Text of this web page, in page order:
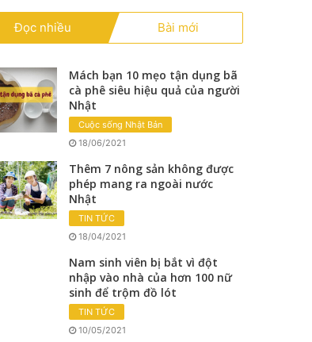
Đọc nhiều Bài mới
Mách bạn 10 mẹo tận dụng bã
cà phê siêu hiệu quả của người
Nhật
Cuộc sống Nhật Bản
18/06/2021
Thêm 7 nông sản không được
phép mang ra ngoài nước
Nhật
TIN TỨC
18/04/2021
Nam sinh viên bị bắt vì đột
nhập vào nhà của hơn 100 nữ
sinh để trộm đồ lót
TIN TỨC
10/05/2021